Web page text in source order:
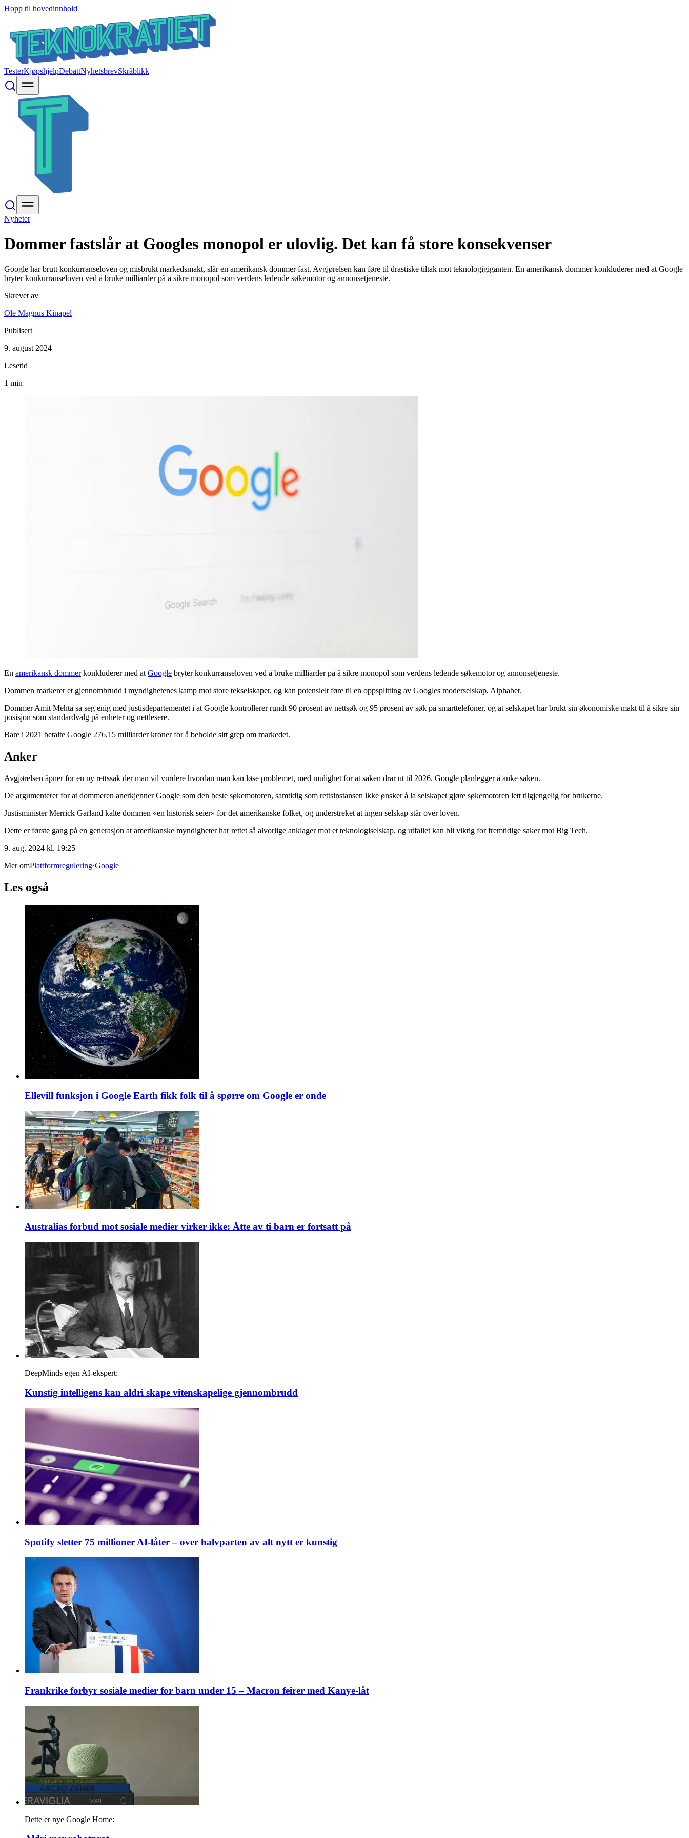
Hopp til hovedinnhold
TesterKjøpshjelpDebattNyhetsbrevSkråblikk
Nyheter
Dommer fastslår at Googles monopol er ulovlig. Det kan få store konsekvenser
Google har brutt konkurranseloven og misbrukt markedsmakt, slår en amerikansk dommer fast. Avgjørelsen kan føre til drastiske tiltak mot teknologigiganten. En amerikansk dommer konkluderer med at Google
bryter konkurranseloven ved å bruke milliarder på å sikre monopol som verdens ledende søkemotor og annonsetjeneste.
Skrevet av
Ole Magnus Kinapel
Publisert
9. august 2024
Lesetid
1 min
En amerikansk dommerkonkluderer med at Google bryter konkurranseloven ved å bruke milliarder på å sikre monopol som verdens ledende søkemotor og annonsetjeneste.
Dommen markerer et gjennombrudd i myndighetenes kamp mot store tekselskaper, og kan potensielt føre til en oppsplitting av Googles moderselskap, Alphabet.
Dommer Amit Mehta sa seg enig med justisdepartementet i at Google kontrollerer rundt 90 prosent av nettsøk og 95 prosent av søk på smarttelefoner, og at selskapet har brukt sin økonomiske makt til å sikre sin
posisjon som standardvalg på enheter og nettlesere.
Bare i 2021 betalte Google 276,15 milliarder kroner for å beholde sitt grep om markedet.
Anker
Avgjørelsen åpner for en ny rettssak der man vil vurdere hvordan man kan løse problemet, med mulighet for at saken drar ut til 2026. Google planlegger å anke saken.
De argumenterer for at dommeren anerkjenner Google som den beste søkemotoren, samtidig som rettsinstansen ikke ønsker å la selskapet gjøre søkemotoren lett tilgjengelig for brukerne.
Justisminister Merrick Garland kalte dommen «en historisk seier» for det amerikanske folket, og understreket at ingen selskap står over loven.
Dette er første gang på en generasjon at amerikanske myndigheter har rettet så alvorlige anklager mot et teknologiselskap, og utfallet kan bli viktig for fremtidige saker mot Big Tech.
9. aug. 2024 kl. 19:25
Mer omPlattformregulering·Google
Les også
Ellevill funksjon i Google Earth fikk folk til å spørre om Google er onde
Australias forbud mot sosiale medier virker ikke: Åtte av ti barn er fortsatt på
DeepMinds egen AI-ekspert:
Kunstig intelligens kan aldri skape vitenskapelige gjennombrudd
Spotify sletter 75 millioner AI-låter – over halvparten av alt nytt er kunstig
Frankrike forbyr sosiale medier for barn under 15 – Macron feirer med Kanye-låt
Dette er nye Google Home: